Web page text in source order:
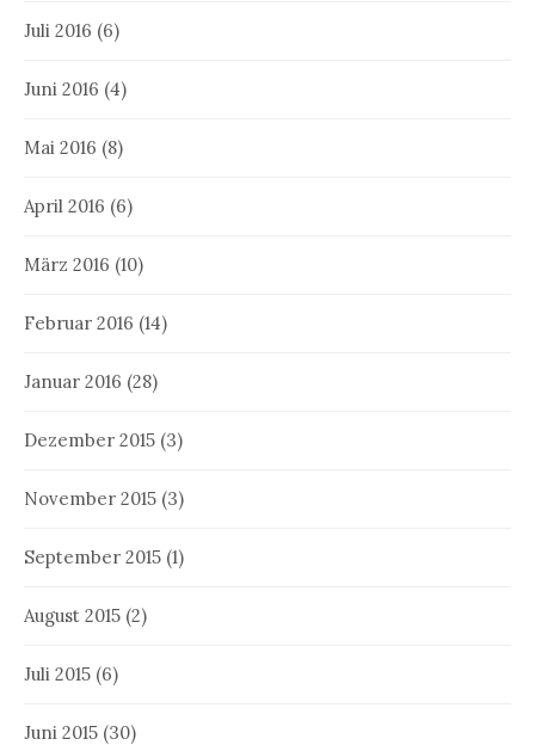
Juli 2016 (6)
Juni 2016 (4)
Mai 2016 (8)
April 2016 (6)
März 2016 (10)
Februar 2016 (14)
Januar 2016 (28)
Dezember 2015 (3)
November 2015 (3)
September 2015 (1)
August 2015 (2)
Juli 2015 (6)
Juni 2015 (30)